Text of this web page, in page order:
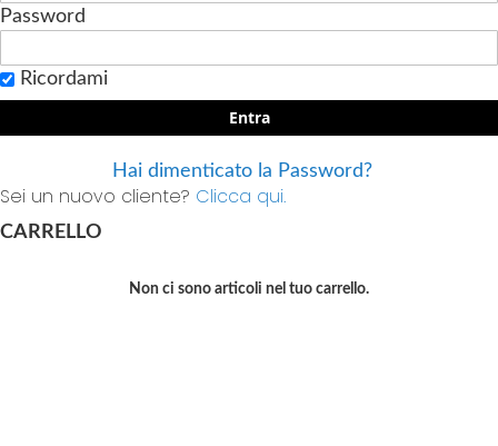
Password
Ricordami
Entra
Hai dimenticato la Password?
Sei un nuovo cliente? Clicca qui.
CARRELLO
Non ci sono articoli nel tuo carrello.